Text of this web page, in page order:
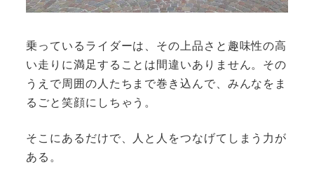
乗っているライダーは、その上品さと趣味性の高
い走りに満足することは間違いありません。その
うえで周囲の人たちまで巻き込んで、みんなをま
るごと笑顔にしちゃう。
そこにあるだけで、人と人をつなげてしまう力が
ある。